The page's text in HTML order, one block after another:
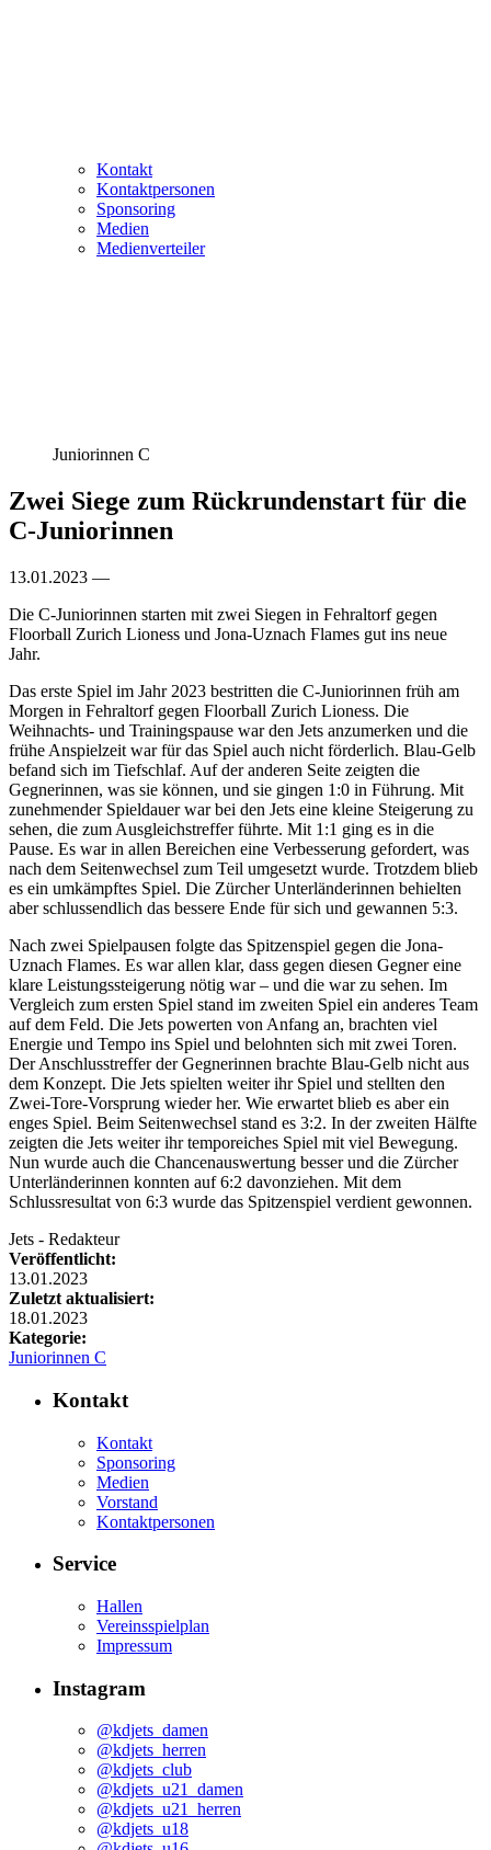
Kontakt
Kontaktpersonen
Sponsoring
Medien
Medienverteiler
Juniorinnen C
Zwei Siege zum Rückrundenstart für die
C-Juniorinnen
13.01.2023 —
Die C-Juniorinnen starten mit zwei Siegen in Fehraltorf gegen
Floorball Zurich Lioness und Jona-Uznach Flames gut ins neue
Jahr.
Das erste Spiel im Jahr 2023 bestritten die C-Juniorinnen früh am
Morgen in Fehraltorf gegen Floorball Zurich Lioness. Die
Weihnachts- und Trainingspause war den Jets anzumerken und die
frühe Anspielzeit war für das Spiel auch nicht förderlich. Blau-Gelb
befand sich im Tiefschlaf. Auf der anderen Seite zeigten die
Gegnerinnen, was sie können, und sie gingen 1:0 in Führung. Mit
zunehmender Spieldauer war bei den Jets eine kleine Steigerung zu
sehen, die zum Ausgleichstreffer führte. Mit 1:1 ging es in die
Pause. Es war in allen Bereichen eine Verbesserung gefordert, was
nach dem Seitenwechsel zum Teil umgesetzt wurde. Trotzdem blieb
es ein umkämpftes Spiel. Die Zürcher Unterländerinnen behielten
aber schlussendlich das bessere Ende für sich und gewannen 5:3.
Nach zwei Spielpausen folgte das Spitzenspiel gegen die Jona-
Uznach Flames. Es war allen klar, dass gegen diesen Gegner eine
klare Leistungssteigerung nötig war – und die war zu sehen. Im
Vergleich zum ersten Spiel stand im zweiten Spiel ein anderes Team
auf dem Feld. Die Jets powerten von Anfang an, brachten viel
Energie und Tempo ins Spiel und belohnten sich mit zwei Toren.
Der Anschlusstreffer der Gegnerinnen brachte Blau-Gelb nicht aus
dem Konzept. Die Jets spielten weiter ihr Spiel und stellten den
Zwei-Tore-Vorsprung wieder her. Wie erwartet blieb es aber ein
enges Spiel. Beim Seitenwechsel stand es 3:2. In der zweiten Hälfte
zeigten die Jets weiter ihr temporeiches Spiel mit viel Bewegung.
Nun wurde auch die Chancenauswertung besser und die Zürcher
Unterländerinnen konnten auf 6:2 davonziehen. Mit dem
Schlussresultat von 6:3 wurde das Spitzenspiel verdient gewonnen.
Jets - Redakteur
Veröffentlicht:
13.01.2023
Zuletzt aktualisiert:
18.01.2023
Kategorie:
Juniorinnen C
Kontakt
Kontakt
Sponsoring
Medien
Vorstand
Kontaktpersonen
Service
Hallen
Vereinsspielplan
Impressum
Instagram
@kdjets_damen
@kdjets_herren
@kdjets_club
@kdjets_u21_damen
@kdjets_u21_herren
@kdjets_u18